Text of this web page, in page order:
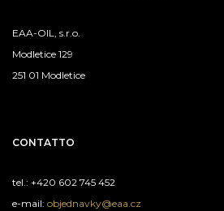
EAA-OIL, s.r.o.
Modletice 129
251 01 Modletice
CONTATTO
tel.: +420 602 745 452
e-mail: objednavky@eaa.cz